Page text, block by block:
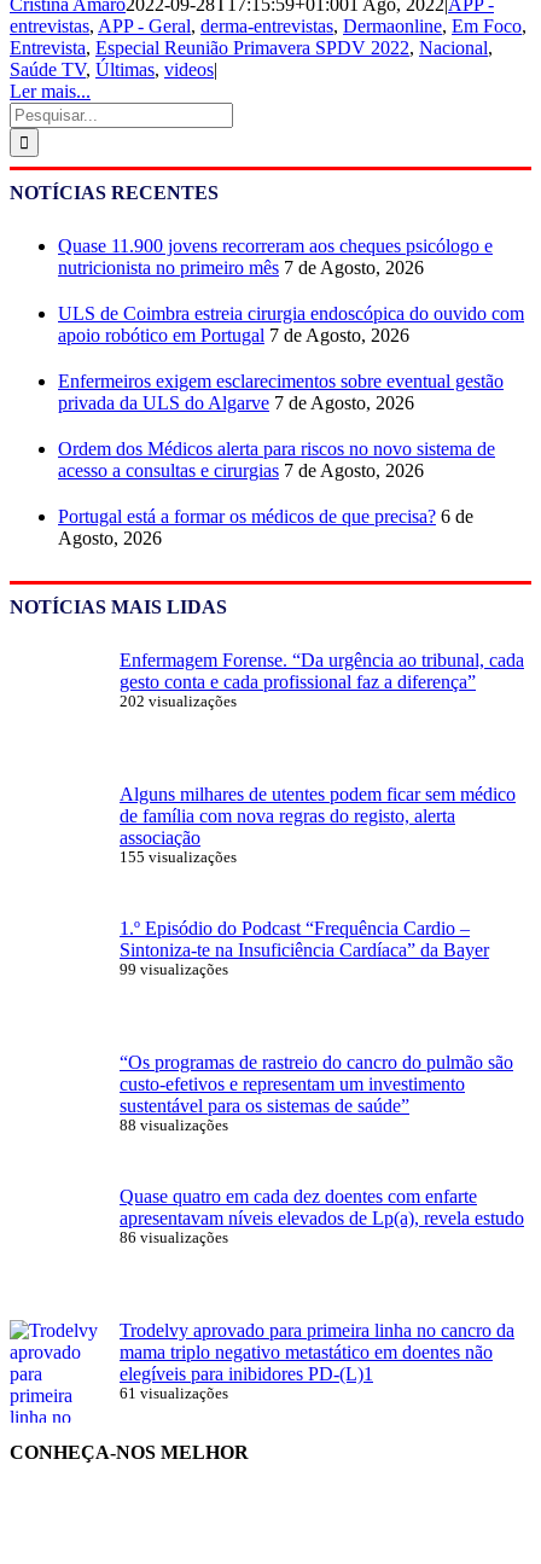
Cristina Amaro2022-09-28T17:15:59+01:00 1 Ago, 2022 APP -
entrevistas, APP - Geral, derma-entrevistas, Dermaonline, Em Foco,
Entrevista, Especial Reunião Primavera SPDV 2022, Nacional,
Saúde TV, Últimas, videos|
Ler mais...
Pesquisar
NOTÍCIAS RECENTES
Quase 11.900 jovens recorreram aos cheques psicólogo e
nutricionista no primeiro mês 7 de Agosto, 2026
ULS de Coimbra estreia cirurgia endoscópica do ouvido com
apoio robótico em Portugal 7 de Agosto, 2026
Enfermeiros exigem esclarecimentos sobre eventual gestão
privada da ULS do Algarve 7 de Agosto, 2026
Ordem dos Médicos alerta para riscos no novo sistema de
acesso a consultas e cirurgias 7 de Agosto, 2026
Portugal está a formar os médicos de que precisa? 6 de
Agosto, 2026
NOTÍCIAS MAIS LIDAS
Enfermagem Forense. “Da urgência ao tribunal, cada
gesto conta e cada profissional faz a diferença”
202 visualizações
Alguns milhares de utentes podem ficar sem médico
de família com nova regras do registo, alerta
associação
155 visualizações
1.º Episódio do Podcast “Frequência Cardio –
Sintoniza-te na Insuficiência Cardíaca” da Bayer
99 visualizações
“Os programas de rastreio do cancro do pulmão são
custo-efetivos e representam um investimento
sustentável para os sistemas de saúde”
88 visualizações
Quase quatro em cada dez doentes com enfarte
apresentavam níveis elevados de Lp(a), revela estudo
86 visualizações
Trodelvy aprovado para primeira linha no cancro da
mama triplo negativo metastático em doentes não
elegíveis para inibidores PD-(L)1
61 visualizações
CONHEÇA-NOS MELHOR